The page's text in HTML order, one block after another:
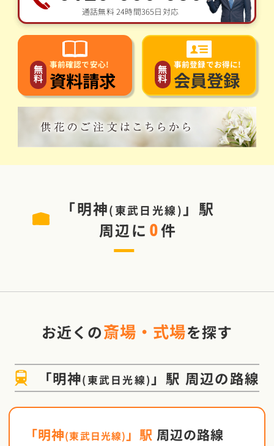
通話無料 24時間365日対応
無
料
事前確認で安心!
資料請求 無
料
事前登録でお得に!
会員登録
「明神(東武日光線) 」駅
周辺に 0件
お近くの斎場・式場を探す
「明神(東武日光線) 」駅 周辺の路線
「明神(東武日光線) 」駅 周辺の路線